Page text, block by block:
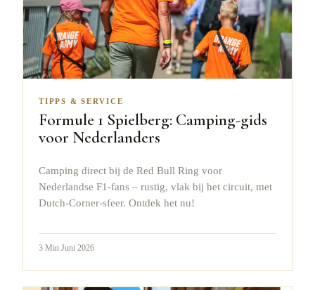
TIPPS & SERVICE
Formule 1 Spielberg: Camping-gids
voor Nederlanders
Camping direct bij de Red Bull Ring voor
Nederlandse F1-fans – rustig, vlak bij het circuit, met
Dutch-Corner-sfeer. Ontdek het nu!
3 Min. Juni 2026